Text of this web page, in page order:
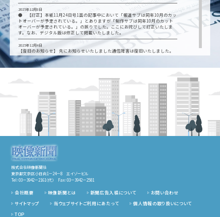
2025年12月8日
● 【訂正】本紙11月24日号1面の記事中において「報道サブは同年10月のカッ
トオーバーが予定されている。」とありますが「制作サブは同年10月のカット
オーバーが予定されている。」の誤りでした。ここにお詫びして訂正いたしま
す。なお、デジタル版は修正して掲載いたしました。
2025年12月4日
【復旧のお知らせ】 先にお知らせいたしました通信障害は復旧いたしました。
12月2日（火）夕刻から12月4日（木）11:50の間にFAXを送信された方は、誠に
恐れ入りますが、再送をお願いいたします。 ご迷惑をおかけし、申し訳ござい
ませんでした。
【お知らせ】現在、通信障害により、当社の電話・ファクス が使用できない状
態です。ご用件は、ホームページお問い合わせから、お願いいたします。 復旧は
5日(金)予定しております。ご不便をおかけして、誠に申し訳ございません。
2025年10月20日
【定期ご購読者用】大阪・関西万博レポートの関連紙面を特集しました。定期ご
購読者はログインしてご覧になれます（ページ数12頁）
2025年9月15日
日を発行日とし、22日の発行はありません。次号は9月29日号になります。
2025年6月16日
●発行日のお知らせ 映像新聞は月4回発行のため6月は2日、9日、16日、30日
が発行日となり、23日の発行はありません。次号は6月30日号になります。
2025年3月24日
株式会社映像新聞社
東京都文京区小日向1－24－8 エイゾービル
Tel：03－3942－2161（代） Fax：03－3942－2581
会社概要 映像新聞とは 新聞広告入稿について
お問い合わせ
サイトマップ
当ウェブサイトご利用にあたって
個人情報の取り扱いについて
TOP